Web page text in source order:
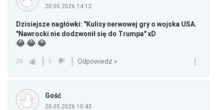
20.05.2026 14:12
Dzisiejsze nagłówki: "Kulisy nerwowej gry o wojska USA.
"Nawrocki nie dodzwonił się do Trumpa" xD
😂 😂 😂
28 0 Odpowiedz »
Gość
20.05.2026 10:43